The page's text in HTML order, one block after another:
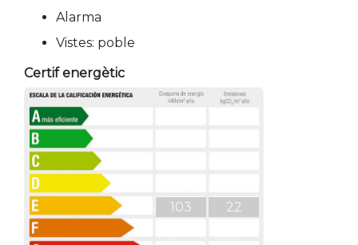
Alarma
Vistes: poble
Certif energètic
103 22